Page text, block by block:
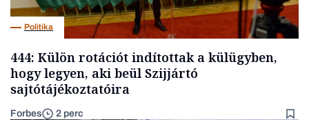
Politika
444: Külön rotációt indítottak a külügyben,
hogy legyen, aki beül Szijjártó
sajtótájékoztatóira
Forbes 2 perc